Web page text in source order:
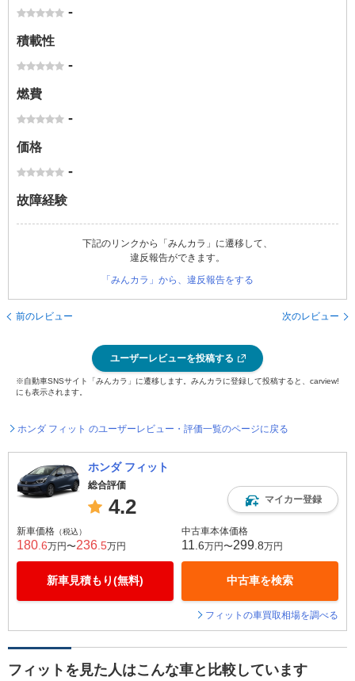
-
積載性
-
燃費
-
価格
-
故障経験
下記のリンクから「みんカラ」に遷移して、
違反報告ができます。
「みんカラ」から、違反報告をする
前のレビュー 次のレビュー
ユーザーレビューを投稿する
※自動車SNSサイト「みんカラ」に遷移します。みんカラに登録して投稿すると、carview!
にも表示されます。
ホンダ フィット のユーザーレビュー・評価一覧のページに戻る
ホンダ フィット
総合評価
4.2 マイカー登録
新車価格 （税込）
180 .6万円〜236 .5万円
新車見積もり(無料)
中古車本体価格
11 .6万円〜299 .8万円
中古車を検索
フィットの車買取相場を調べる
フィットを見た人はこんな車と比較しています